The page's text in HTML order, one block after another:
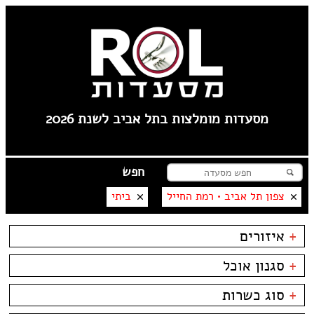
מסעדות מומלצות בתל אביב לשנת 2026
צפון תל אביב • רמת החייל ביתי
+ איזורים
פלורנטין
----
טיילת תל אביב
צפון תל אביב
+ סגנון אוכל
בשרים
דגים
ביסטרו
+ סוג כשרות